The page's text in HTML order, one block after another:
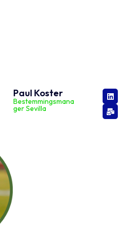
Paul Koster
Bestemmingsmana
ger Sevilla